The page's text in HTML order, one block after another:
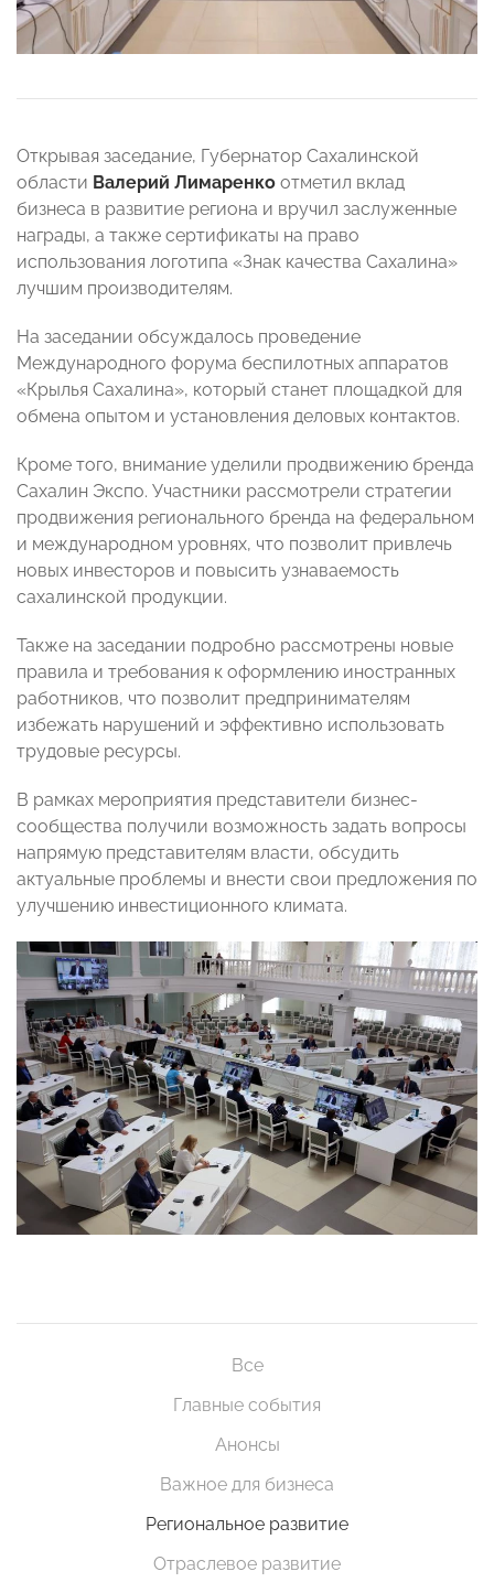
Открывая заседание, Губернатор Сахалинской
области Валерий Лимаренко отметил вклад
бизнеса в развитие региона и вручил заслуженные
награды, а также сертификаты на право
использования логотипа «Знак качества Сахалина»
лучшим производителям.
На заседании обсуждалось проведение
Международного форума беспилотных аппаратов
«Крылья Сахалина», который станет площадкой для
обмена опытом и установления деловых контактов.
Кроме того, внимание уделили продвижению бренда
Сахалин Экспо. Участники рассмотрели стратегии
продвижения регионального бренда на федеральном
и международном уровнях, что позволит привлечь
новых инвесторов и повысить узнаваемость
сахалинской продукции.
Также на заседании подробно рассмотрены новые
правила и требования к оформлению иностранных
работников, что позволит предпринимателям
избежать нарушений и эффективно использовать
трудовые ресурсы.
В рамках мероприятия представители бизнес-
сообщества получили возможность задать вопросы
напрямую представителям власти, обсудить
актуальные проблемы и внести свои предложения по
улучшению инвестиционного климата.
Все
Главные события
Анонсы
Важное для бизнеса
Региональное развитие
Отраслевое развитие